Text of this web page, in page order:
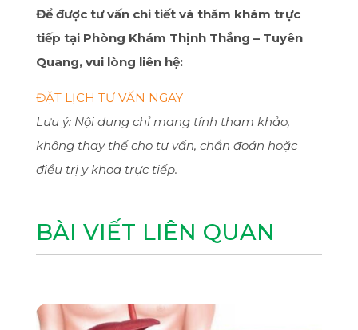
Để được tư vấn chi tiết và thăm khám trực
tiếp tại Phòng Khám Thịnh Thắng – Tuyên
Quang, vui lòng liên hệ:
ĐẶT LỊCH TƯ VẤN NGAY
Lưu ý: Nội dung chỉ mang tính tham khảo,
không thay thế cho tư vấn, chẩn đoán hoặc
điều trị y khoa trực tiếp.
BÀI VIẾT LIÊN QUAN